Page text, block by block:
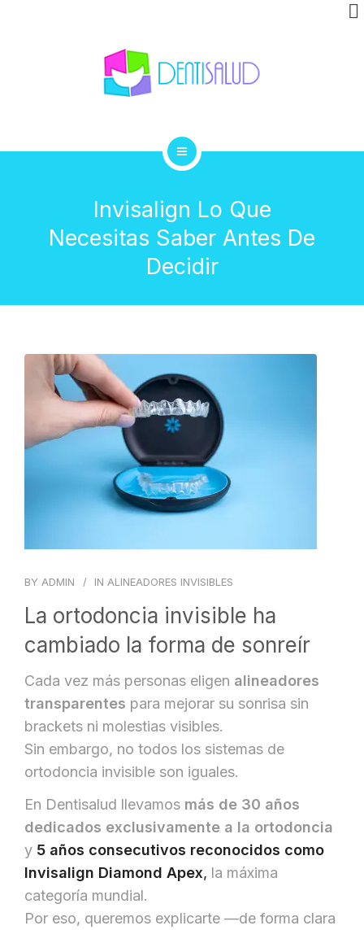
INVISALIGN
Invisalign Lo Que
Necesitas Saber Antes De
Decidir
BY ADMIN IN ALINEADORES INVISIBLES
La ortodoncia invisible ha
cambiado la forma de sonreír
Cada vez más personas eligen alineadores
transparentes para mejorar su sonrisa sin
brackets ni molestias visibles.
Sin embargo, no todos los sistemas de
ortodoncia invisible son iguales.
En Dentisalud llevamos más de 30 años
dedicados exclusivamente a la ortodoncia
y 5 años consecutivos reconocidos como
Invisalign Diamond Apex, la máxima
categoría mundial.
Por eso, queremos explicarte —de forma clara